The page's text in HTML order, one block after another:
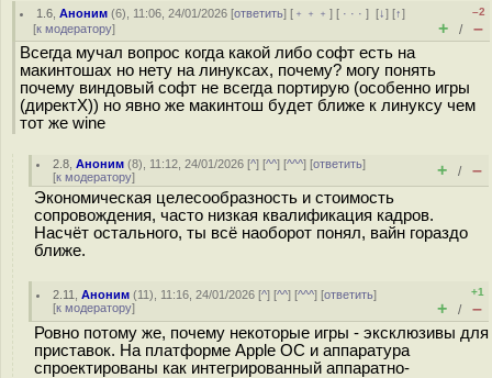
1.6 ,Аноним (6), 11:06, 24/01/2026 [ответить] [ ﹢﹢﹢] [ · · ·][↓] [↑]
[к модератору]
–2
+ / –
Всегда мучал вопрос когда какой либо софт есть на
макинтошах но нету на линуксах, почему? могу понять
почему виндовый софт не всегда портирую (особенно игры
(директХ)) но явно же макинтош будет ближе к линуксу чем
тот же wine
2.8 ,Аноним (8), 11:12, 24/01/2026 [^] [^^] [^^^] [ответить]
[к модератору] + / –
Экономическая целесообразность и стоимость
сопровождения, часто низкая квалификация кадров.
Насчёт остального, ты всё наоборот понял, вайн гораздо
ближе.
2.11 ,Аноним (11), 11:16, 24/01/2026 [^] [^^] [^^^] [ответить]
[к модератору]
+1
+ / –
Ровно потому же, почему некоторые игры - эксклюзивы для
приставок. На платформе Apple ОС и аппаратура
спроектированы как интегрированный аппаратно-